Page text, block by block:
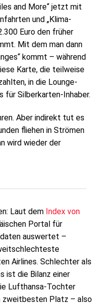
and More“ jetzt mit
und „Klima-
Euro den früher
Mit dem man dann
kommt – während
Karte, die teilweise
in die Lounge-
für Silberkarten-Inhaber.
Aber indirekt tut es
fliehen in Strömen
wird wieder der
Laut dem Index von
Portal für
auswertet –
Airlines. Schlechter als
ist die Bilanz einer
Lufthansa-Tochter
zweitbesten Platz – also